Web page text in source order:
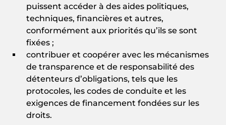
puissent accéder à des aides politiques,
techniques, financières et autres,
conformément aux priorités qu’ils se sont
fixées ;
contribuer et coopérer avec les mécanismes
de transparence et de responsabilité des
détenteurs d’obligations, tels que les
protocoles, les codes de conduite et les
exigences de financement fondées sur les
droits.